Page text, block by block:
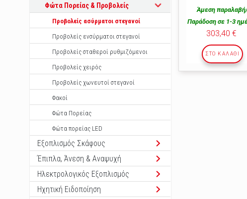
Φώτα Πορείας & Προβολείς
Προβολείς ασύρματοι στεγανοί
Προβολείς ενσύρματοι στεγανοί
Προβολείς σταθεροί ρυθμιζόμενοι
Προβολείς χειρός
Προβολείς χωνευτοί στεγανοί
Φακοί
Φώτα Πορείας
Φώτα πορείας LED
Εξοπλισμός Σκάφους
Έπιπλα, Άνεση & Αναψυχή
Ηλεκτρολογικός Εξοπλισμός
Ηχητική Ειδοποίηση
Άμεση
Παράδοση σε 1-3
303,40 €
ΣΤΟ ΚΑΛΆΘΙ